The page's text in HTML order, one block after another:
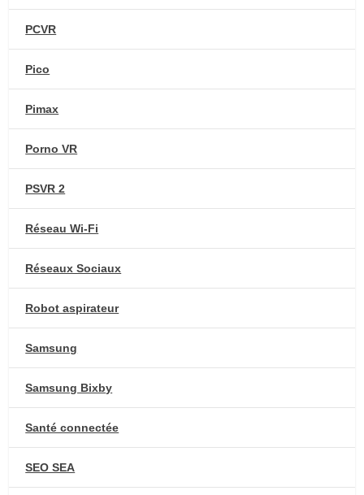
PCVR
Pico
Pimax
Porno VR
PSVR 2
Réseau Wi-Fi
Réseaux Sociaux
Robot aspirateur
Samsung
Samsung Bixby
Santé connectée
SEO SEA